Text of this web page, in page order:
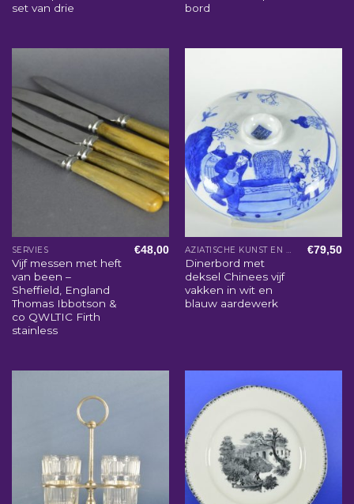
set van drie
bord
SERVIES
Vijf messen met heft
van been –
Sheffield, England
Thomas Ibbotson &
co QWLTIC Firth
stainless
€48,00 AZIATISCHE KUNST EN WOONACCESSOIRES
Dinerbord met
deksel Chinees vijf
vakken in wit en
blauw aardewerk
€79,50